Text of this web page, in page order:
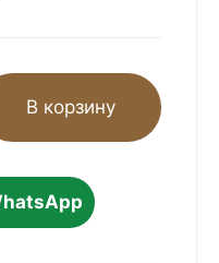
В корзину